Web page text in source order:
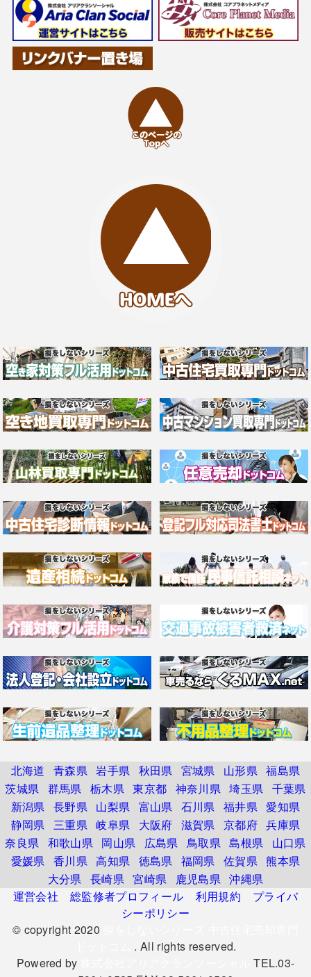
北海道 青森県 岩手県 秋田県 宮城県 山形県 福島県
茨城県 群馬県 栃木県 東京都 神奈川県 埼玉県 千葉県
新潟県 長野県 山梨県 富山県 石川県 福井県 愛知県
静岡県 三重県 岐阜県 大阪府 滋賀県 京都府 兵庫県
奈良県 和歌山県 岡山県 広島県 鳥取県 島根県
山口県
愛媛県 香川県 高知県 徳島県 福岡県 佐賀県 熊本県
大分県 長崎県 宮崎県 鹿児島県 沖縄県
運営会社
総監修者プロフィール 利用規約
プライバ
シーポリシー
© copyright 2020
. All rights reserved.
Powered by
TEL.03-